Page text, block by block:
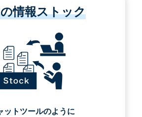
情報ストック
ットツールのように